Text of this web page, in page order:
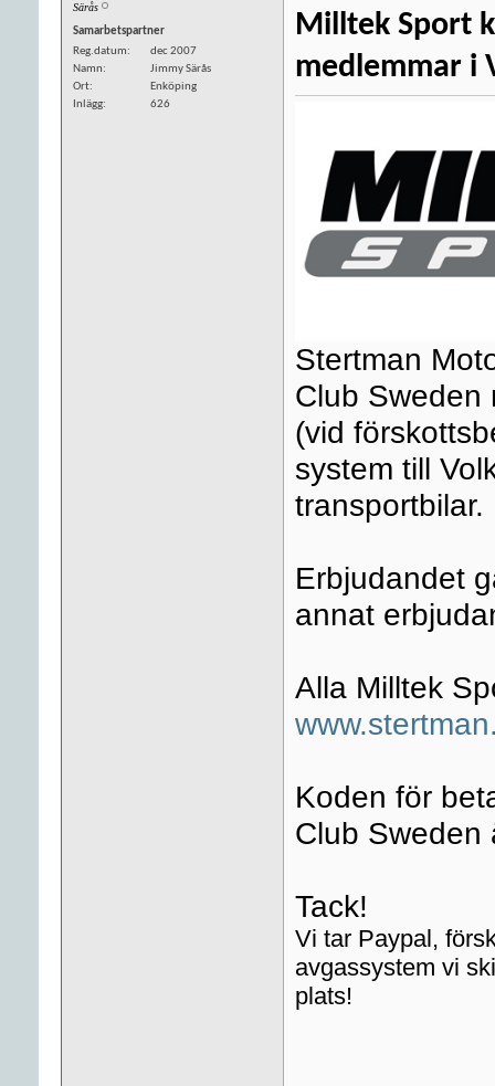
Särås
Samarbetspartner
Reg.datum
dec 2007
Namn
Jimmy Särås
Ort
Enköping
Inlägg
626
Milltek Sport
medlemmar i
Stertman
Club Sweden
(vid
system till
transportbilar.
Erbjudandet
annat
Alla Milltek
Koden för
Club
Tack!
Vi tar Paypal,
avgassystem vi
plats!